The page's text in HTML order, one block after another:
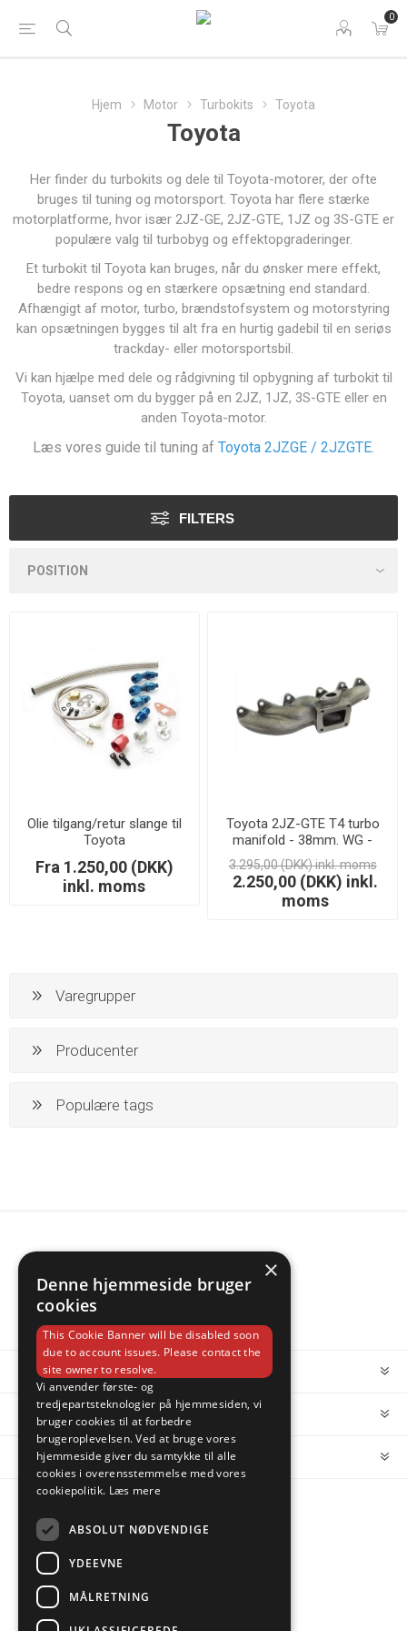
0
Hjem Motor Turbokits Toyota
Toyota
Her finder du turbokits og dele til Toyota-motorer, der ofte
bruges til tuning og motorsport. Toyota har flere stærke
motorplatforme, hvor især 2JZ-GE, 2JZ-GTE, 1JZ og 3S-GTE er
populære valg til turbobyg og effektopgraderinger.
Et turbokit til Toyota kan bruges, når du ønsker mere effekt,
bedre respons og en stærkere opsætning end standard.
Afhængigt af motor, turbo, brændstofsystem og motorstyring
kan opsætningen bygges til alt fra en hurtig gadebil til en seriøs
trackday- eller motorsportsbil.
Vi kan hjælpe med dele og rådgivning til opbygning af turbokit til
Toyota, uanset om du bygger på en 2JZ, 1JZ, 3S-GTE eller en
anden Toyota-motor.
Læs vores guide til tuning af Toyota 2JZGE / 2JZGTE.
FILTERS
Olie tilgang/retur slange til
Toyota
Fra 1.250,00 (DKK)
inkl. moms
Toyota 2JZ-GTE T4 turbo
manifold - 38mm. WG -
LAGERSALG
3.295,00 (DKK) inkl. moms
2.250,00 (DKK) inkl.
moms
Varegrupper
Producenter
Populære tags
MIN KONTO
KUNDESERVICE
FOLLOW US
×
Denne hjemmeside bruger
cookies
This Cookie Banner will be disabled soon
due to account issues. Please contact the
site owner to resolve.
Vi anvender første- og
tredjepartsteknologier på hjemmesiden, vi
bruger cookies til at forbedre
brugeroplevelsen. Ved at bruge vores
hjemmeside giver du samtykke til alle
cookies i overensstemmelse med vores
cookiepolitik. Læs mere
ABSOLUT NØDVENDIGE
YDEEVNE
MÅLRETNING